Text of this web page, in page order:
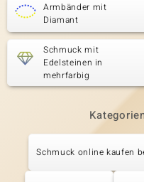
Armbänder mit
Diamant
Schmuck mit
Edelsteinen in
mehrfarbig
Schmuck online kaufen